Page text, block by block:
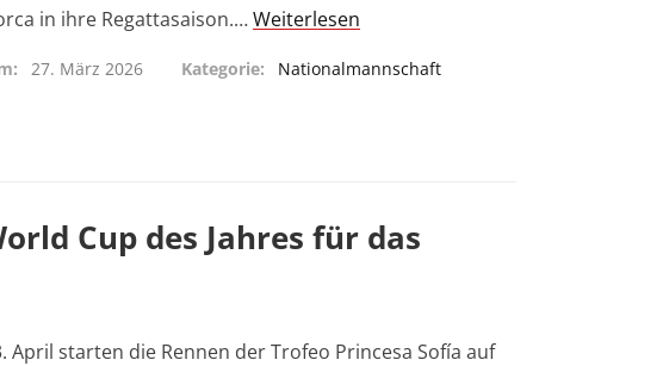
in ihre Regattasaison.…Weiterlesen
27. März 2026 Kategorie Nationalmannschaft
Cup des Jahres für das
April starten die Rennen der Trofeo Princesa Sofía auf